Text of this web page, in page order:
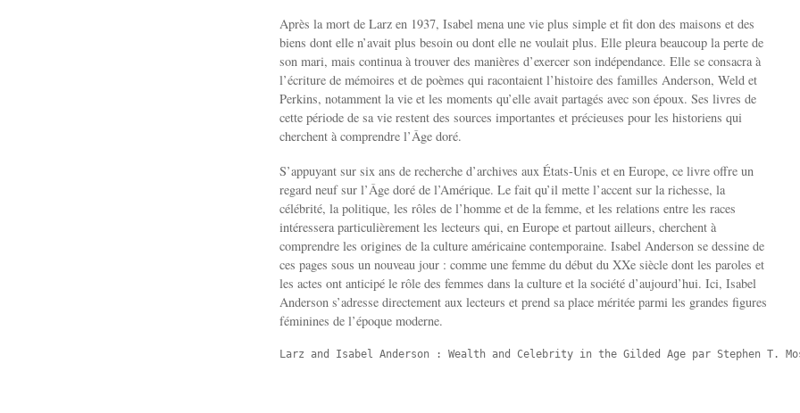
Après la mort de Larz en 1937, Isabel mena une vie plus simple et fit don des maisons et des
biens dont elle n’avait plus besoin ou dont elle ne voulait plus. Elle pleura beaucoup la perte de
son mari, mais continua à trouver des manières d’exercer son indépendance. Elle se consacra à
l’écriture de mémoires et de poèmes qui racontaient l’histoire des familles Anderson, Weld et
Perkins, notamment la vie et les moments qu’elle avait partagés avec son époux. Ses livres de
cette période de sa vie restent des sources importantes et précieuses pour les historiens qui
cherchent à comprendre l’Âge doré.
S’appuyant sur six ans de recherche d’archives aux États-Unis et en Europe, ce livre offre un
regard neuf sur l’Âge doré de l’Amérique. Le fait qu’il mette l’accent sur la richesse, la
célébrité, la politique, les rôles de l’homme et de la femme, et les relations entre les races
intéressera particulièrement les lecteurs qui, en Europe et partout ailleurs, cherchent à
comprendre les origines de la culture américaine contemporaine. Isabel Anderson se dessine de
ces pages sous un nouveau jour : comme une femme du début du XXe siècle dont les paroles et
les actes ont anticipé le rôle des femmes dans la culture et la société d’aujourd’hui. Ici, Isabel
Anderson s’adresse directement aux lecteurs et prend sa place méritée parmi les grandes figures
féminines de l’époque moderne.
Larz and Isabel Anderson : Wealth and Celebrity in the Gilded Age par Stephen T.